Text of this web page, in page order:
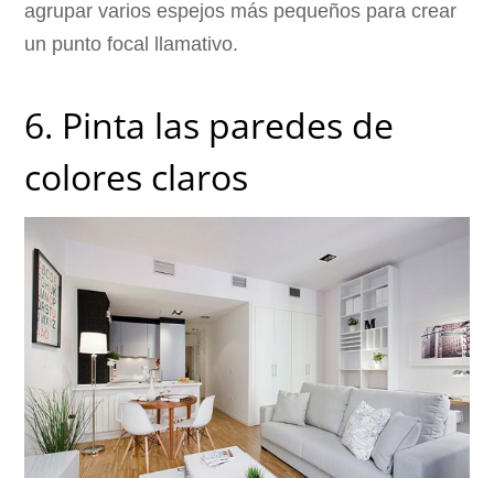
agrupar varios espejos más pequeños para crear
un punto focal llamativo.
6. Pinta las paredes de
colores claros